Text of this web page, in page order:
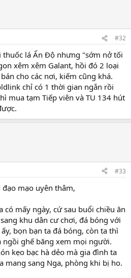
#32
thuốc lá Ấn Độ nhưng "sớm nở tối
xêm xêm Galant, hồi đó 2 loại
cho các nơi, kiếm cũng khá.
chỉ có 1 thời gian ngắn rồi
mua tạm Tiếp viên và TU 134 hút
#33
mạo uyên thâm,
có mấy ngày, cứ sau buổi chiều ăn
khu dân cư chơi, đá bóng với
bọn bạn ta đá bóng, còn ta thì
ngồi ghế băng xem mọi người.
kẹo bạc hà dẻo mà gia đình ta
mang sang Nga, phòng khi bị ho.